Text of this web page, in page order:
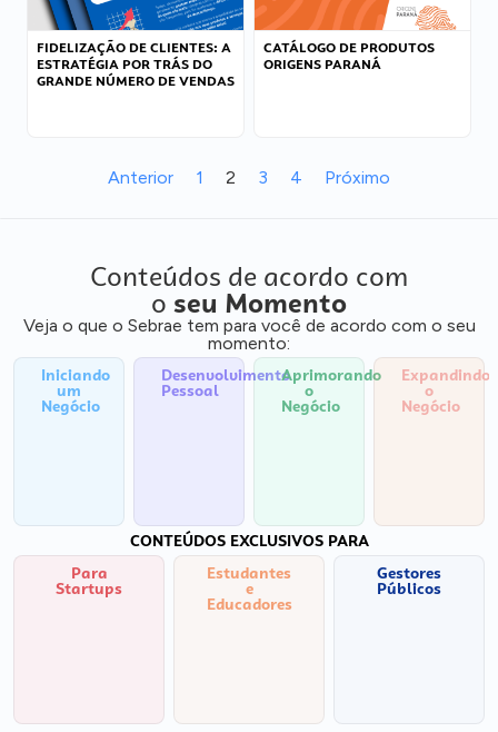
FIDELIZAÇÃO DE CLIENTES: A
ESTRATÉGIA POR TRÁS DO
GRANDE NÚMERO DE VENDAS
CATÁLOGO DE PRODUTOS
ORIGENS PARANÁ
Anterior 1 2 3 4 Próximo
Conteúdos de acordo com
o seu Momento
Veja o que o Sebrae tem para você de acordo com o seu
momento:
Iniciando
um
Negócio
Desenvolvimento
Pessoal
Aprimorando
o
Negócio
Expandindo
o
Negócio
CONTEÚDOS EXCLUSIVOS PARA
Para
Startups
Estudantes
e
Educadores
Gestores
Públicos